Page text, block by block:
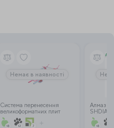
Немає в наявності
Система перенесення
великоформатних плит
SHIJING P708-P618B
Алмазна
сухого
(КШМ)